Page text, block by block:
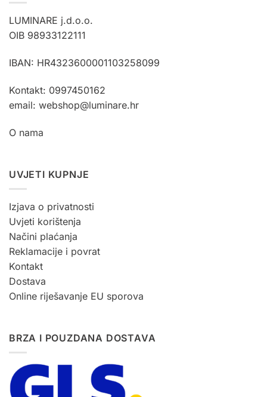
LUMINARE j.d.o.o.
OIB 98933122111
IBAN: HR4323600001103258099
Kontakt: 0997450162
email: webshop@luminare.hr
O nama
UVJETI KUPNJE
Izjava o privatnosti
Uvjeti korištenja
Načini plaćanja
Reklamacije i povrat
Kontakt
Dostava
Online riješavanje EU sporova
BRZA I POUZDANA DOSTAVA